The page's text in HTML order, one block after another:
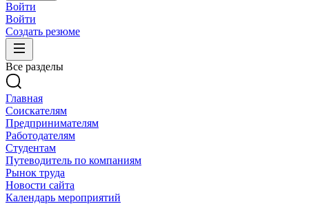
Войти
Войти
Создать резюме
Все разделы
Главная
Соискателям
Предпринимателям
Работодателям
Студентам
Путеводитель по компаниям
Рынок труда
Новости сайта
Календарь мероприятий